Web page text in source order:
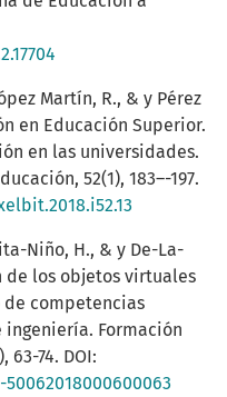
Martín, R., & y Pérez
en Educación Superior.
en las universidades.
52(1), 183–-197.
Niño, H., & y De-La-
de los objetos virtuales
competencias
Formación
74. DOI: